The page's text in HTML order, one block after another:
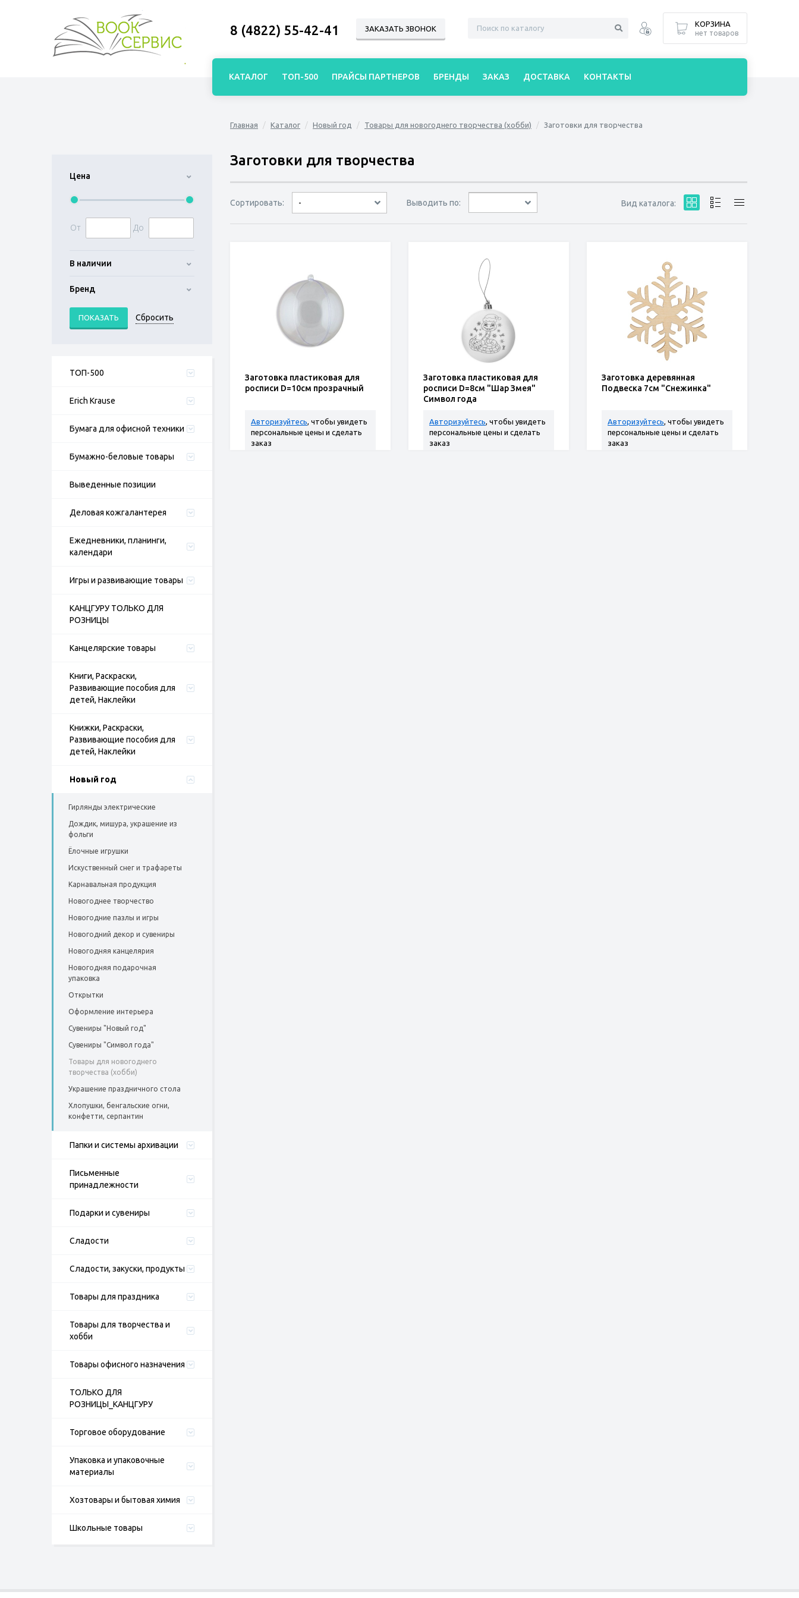
Цена
От До
В наличии
Бренд
ТОП-500
Erich Krause
Бумага для офисной техники
Бумажно-беловые товары
Выведенные позиции
Деловая кожгалантерея
Ежедневники, планинги,
календари
Игры и развивающие товары
КАНЦГУРУ ТОЛЬКО ДЛЯ
РОЗНИЦЫ
Канцелярские товары
Книги, Раскраски,
Развивающие пособия для
детей, Наклейки
Книжки, Раскраски,
Развивающие пособия для
детей, Наклейки
Новый год
Гирлянды электрические
Дождик, мишура, украшение из
фольги
Ёлочные игрушки
Искуственный снег и трафареты
Карнавальная продукция
Новогоднее творчество
Новогодние пазлы и игры
Новогодний декор и сувениры
Новогодняя канцелярия
Новогодняя подарочная
упаковка
Открытки
Оформление интерьера
Сувениры "Новый год"
Сувениры "Символ года"
Товары для новогоднего
творчества (хобби)
Украшение праздничного стола
Хлопушки, бенгальские огни,
конфетти, серпантин
Папки и системы архивации
Письменные
принадлежности
Подарки и сувениры
Сладости
Сладости, закуски, продукты
Товары для праздника
Товары для творчества и
хобби
Товары офисного назначения
ТОЛЬКО ДЛЯ
РОЗНИЦЫ_КАНЦГУРУ
Торговое оборудование
Упаковка и упаковочные
материалы
Хозтовары и бытовая химия
Школьные товары
Главная Каталог Новый год Товары для новогоднего творчества (хобби) Заготовки для творчества
Заготовки для творчества
Сортировать: -
по дате
по популярности
сначала дешёвые
сначала дорогие
Выводить по: Вид каталога:
Заготовка пластиковая для
росписи D=10см прозрачный
Авторизуйтесь, чтобы увидеть
персональные цены и сделать
заказ
Заготовка пластиковая для
росписи D=8см "Шар Змея"
Символ года
Авторизуйтесь, чтобы увидеть
персональные цены и сделать
заказ
Заготовка деревянная
Подвеска 7см "Снежинка"
Авторизуйтесь, чтобы увидеть
персональные цены и сделать
заказ
8 (4822) 55-42-41 ЗАКАЗАТЬ ЗВОНОК
КОРЗИНА
нет товаров
КАТАЛОГ ТОП-500 ПРАЙСЫ ПАРТНЕРОВ БРЕНДЫ ЗАКАЗ ДОСТАВКА КОНТАКТЫ